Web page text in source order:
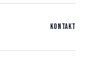
Kontakt